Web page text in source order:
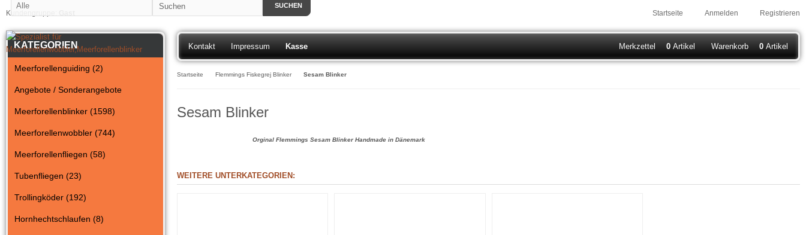
Kundengruppe: Registrieren
Anmelden
Startseite
SUCHEN
Kontakt Impressum Kasse Warenkorb 0 Artikel
Merkzettel 0 Artikel
Startseite Flemmings Fiskegrej Blinker Sesam Blinker
Sesam Blinker
Orginal Flemmings Sesam Blinker Handmade in Dänemark
WEITERE UNTERKATEGORIEN:
KATEGORIEN
Meerforellenguiding (2)
Angebote / Sonderangebote
Meerforellenblinker (1598)
Meerforellenwobbler (744)
Meerforellenfliegen (58)
Tubenfliegen (23)
Trollingköder (192)
Hornhechtschlaufen (8)